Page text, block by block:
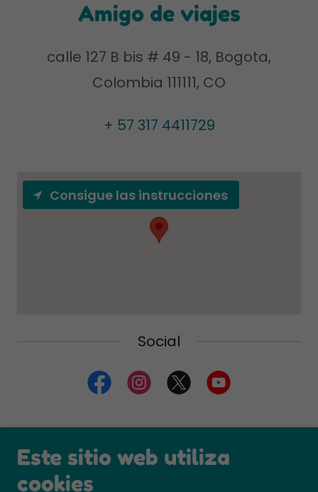
Amigo de viajes
calle 127 B bis # 49 - 18, Bogota,
Colombia 111111, CO
+ 57 317 4411729
Consigue las instrucciones
Social
Copyright © 2018 Amigo de viajes
Mayorista de Turismo S.A.S - NIT
Este sitio web utiliza
cookies